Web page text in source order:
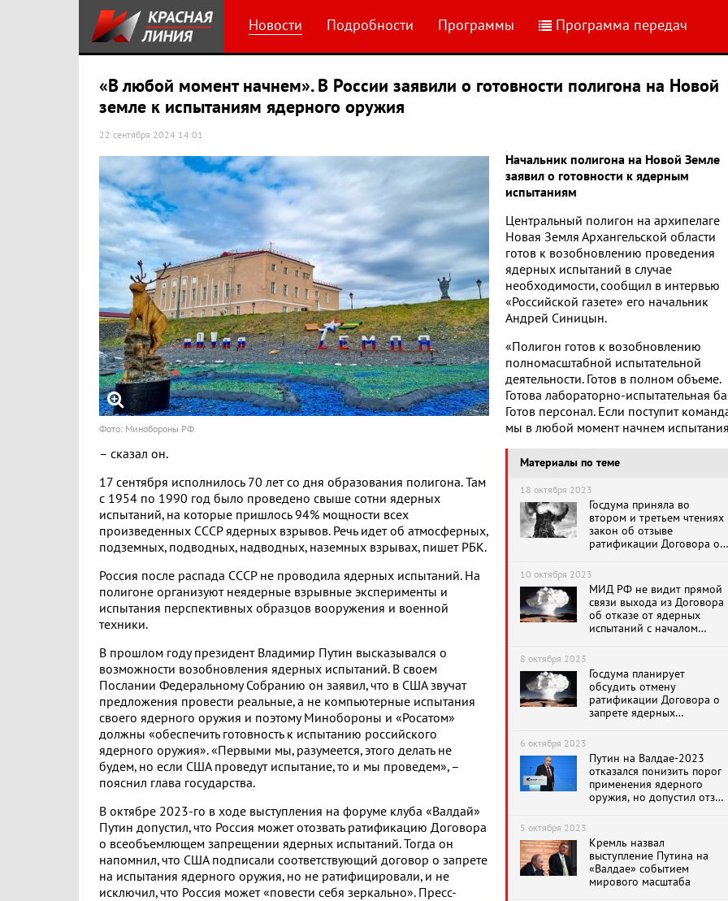
Новости Подробности Программы Программа передач
«В любой момент начнем». В России заявили о готовности полигона на Новой
земле к испытаниям ядерного оружия
22 сентября 2024 14:01
Фото: Минобороны РФ
Начальник полигона на Новой Земле
заявил о готовности к ядерным
испытаниям
Материалы по теме
18 октября 2023
Госдума приняла во
втором и третьем чтениях
закон об отзыве
ратификации Договора о
запрещении ядерных
испытаний
10 октября 2023
МИД РФ не видит прямой
связи выхода из Договора
об отказе от ядерных
испытаний с началом
8 октября 2023
Госдума планирует
обсудить отмену
ратификации Договора о
запрете ядерных
6 октября 2023
Путин на Валдае-2023
отказался понизить порог
применения ядерного
оружия, но допустил отзыв
испытаний
5 октября 2023
Кремль назвал
выступление Путина на
«Валдае» событием
мирового масштаба
Центральный полигон на архипелаге
Новая Земля Архангельской области
готов к возобновлению проведения
ядерных испытаний в случае
необходимости, сообщил в интервью
«Российской газете» его начальник
Андрей Синицын.
«Полигон готов к возобновлению
полномасштабной испытательной
деятельности. Готов в полном объеме.
Готова лабораторно-испытательная
Готов персонал. Если поступит
мы в любой момент начнем
– сказал он.
17 сентября исполнилось 70 лет со дня образования полигона. Там
с 1954 по 1990 год было проведено свыше сотни ядерных
испытаний, на которые пришлось 94% мощности всех
произведенных СССР ядерных взрывов. Речь идет об атмосферных,
подземных, подводных, надводных, наземных взрывах, пишет РБК.
Россия после распада СССР не проводила ядерных испытаний. На
полигоне организуют неядерные взрывные эксперименты и
испытания перспективных образцов вооружения и военной
техники.
В прошлом году президент Владимир Путин высказывался о
возможности возобновления ядерных испытаний. В своем
Послании Федеральному Собранию он заявил, что в США звучат
предложения провести реальные, а не компьютерные испытания
своего ядерного оружия и поэтому Минобороны и «Росатом»
должны «обеспечить готовность к испытанию российского
ядерного оружия». «Первыми мы, разумеется, этого делать не
будем, но если США проведут испытание, то и мы проведем», –
пояснил глава государства.
В октябре 2023-го в ходе выступления на форуме клуба «Валдай»
Путин допустил, что Россия может отозвать ратификацию Договора
о всеобъемлющем запрещении ядерных испытаний. Тогда он
напомнил, что США подписали соответствующий договор о запрете
на испытания ядерного оружия, но не ратифицировали, и не
исключил, что Россия может «повести себя зеркально». Пресс-